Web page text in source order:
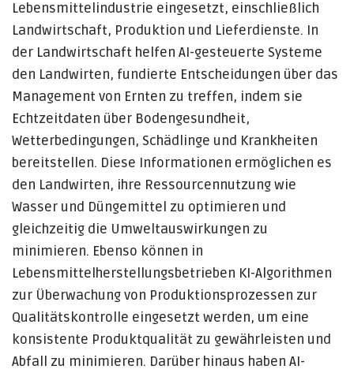
Lebensmittelindustrie eingesetzt, einschließlich
Landwirtschaft, Produktion und Lieferdienste. In
der Landwirtschaft helfen AI-gesteuerte Systeme
den Landwirten, fundierte Entscheidungen über das
Management von Ernten zu treffen, indem sie
Echtzeitdaten über Bodengesundheit,
Wetterbedingungen, Schädlinge und Krankheiten
bereitstellen. Diese Informationen ermöglichen es
den Landwirten, ihre Ressourcennutzung wie
Wasser und Düngemittel zu optimieren und
gleichzeitig die Umweltauswirkungen zu
minimieren. Ebenso können in
Lebensmittelherstellungsbetrieben KI-Algorithmen
zur Überwachung von Produktionsprozessen zur
Qualitätskontrolle eingesetzt werden, um eine
konsistente Produktqualität zu gewährleisten und
Abfall zu minimieren. Darüber hinaus haben AI-